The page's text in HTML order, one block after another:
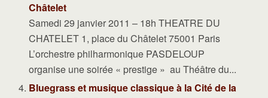
Châtelet
Samedi 29 janvier 2011 – 18h THEATRE DU
CHATELET 1, place du Châtelet 75001 Paris
L’orchestre philharmonique PASDELOUP
organise une soirée « prestige » au Théâtre du...
Bluegrass et musique classique à la Cité de la